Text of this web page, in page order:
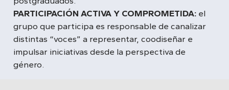
PARTICIPACIÓN ACTIVA Y COMPROMETIDA:el
grupo que participa es responsable de canalizar
distintas “voces” a representar, coodiseñar e
impulsar iniciativas desde la perspectiva de
género.